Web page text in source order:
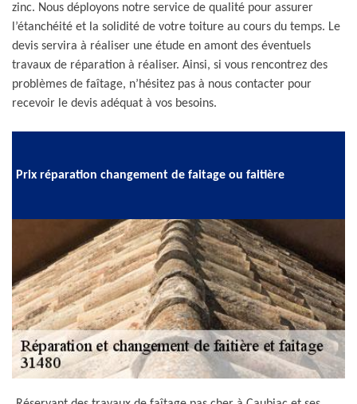
zinc. Nous déployons notre service de qualité pour assurer
l’étanchéité et la solidité de votre toiture au cours du temps. Le
devis servira à réaliser une étude en amont des éventuels
travaux de réparation à réaliser. Ainsi, si vous rencontrez des
problèmes de faîtage, n’hésitez pas à nous contacter pour
recevoir le devis adéquat à vos besoins.
Prix réparation changement de faitage ou faitière